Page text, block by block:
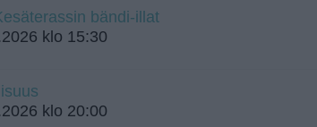
bändi-illat
klo 15:30
klo 20:00